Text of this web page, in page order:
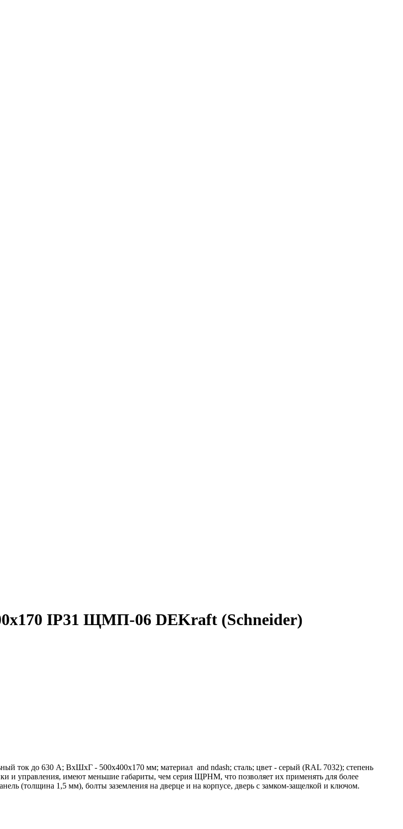
IP31 ЩМП-06 DEKraft (Schneider)
до 630 А; ВхШхГ - 500х400х170 мм; материал and ndash; сталь; цвет - серый (RAL 7032); степень
управления, имеют меньшие габариты, чем серия ЩРНМ, что позволяет их применять для более
(толщина 1,5 мм), болты заземления на дверце и на корпусе, дверь с замком-защелкой и ключом.